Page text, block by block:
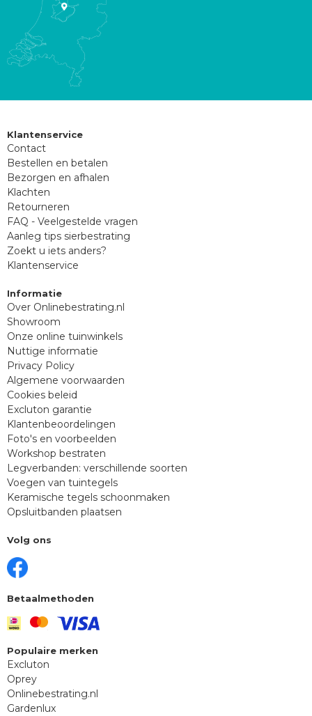
Klantenservice
Contact
Bestellen en betalen
Bezorgen en afhalen
Klachten
Retourneren
FAQ - Veelgestelde vragen
Aanleg tips sierbestrating
Zoekt u iets anders?
Klantenservice
Informatie
Over Onlinebestrating.nl
Showroom
Onze online tuinwinkels
Nuttige informatie
Privacy Policy
Algemene voorwaarden
Cookies beleid
Excluton garantie
Klantenbeoordelingen
Foto's en voorbeelden
Workshop bestraten
Legverbanden: verschillende soorten
Voegen van tuintegels
Keramische tegels schoonmaken
Opsluitbanden plaatsen
Volg ons
Betaalmethoden
Populaire merken
Excluton
Oprey
Onlinebestrating.nl
Gardenlux